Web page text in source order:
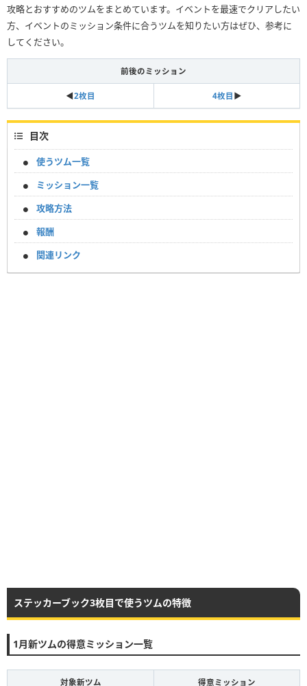
攻略とおすすめのツムをまとめています。イベントを最速でクリアしたい
方、イベントのミッション条件に合うツムを知りたい方はぜひ、参考に
してください。
前後のミッション
◀2枚目 4枚目 ▶︎
目次
使うツム一覧
ミッション一覧
攻略方法
報酬
関連リンク
ステッカーブック3枚目で使うツムの特徴
1月新ツムの得意ミッション一覧
対象新ツム 得意ミッション